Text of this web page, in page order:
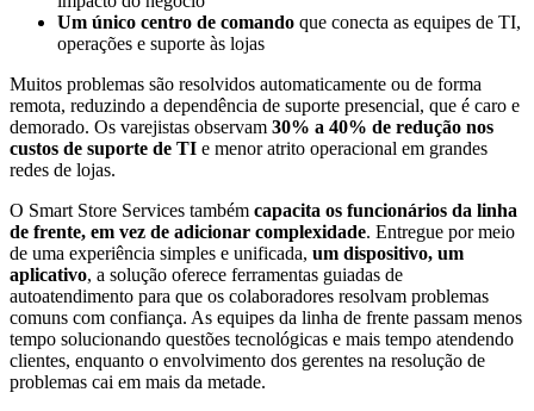
Um único centro de comando que conecta as equipes de TI,
operações e suporte às lojas
Muitos problemas são resolvidos automaticamente ou de forma
remota, reduzindo a dependência de suporte presencial, que é caro e
demorado. Os varejistas observam 30% a 40% de redução nos
custos de suporte de TI e menor atrito operacional em grandes
redes de lojas.
O Smart Store Services também capacita os funcionários da linha
de frente, em vez de adicionar complexidade. Entregue por meio
de uma experiência simples e unificada, um dispositivo, um
aplicativo, a solução oferece ferramentas guiadas de
autoatendimento para que os colaboradores resolvam problemas
comuns com confiança. As equipes da linha de frente passam menos
tempo solucionando questões tecnológicas e mais tempo atendendo
clientes, enquanto o envolvimento dos gerentes na resolução de
problemas cai em mais da metade.